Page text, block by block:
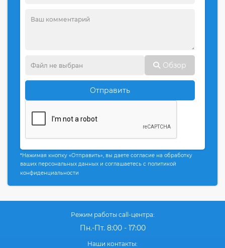
Обзор
Отправить
*Нажимая кнопку «Отправить», вы даете согласие на обработку
ваших персональных данных и соглашаетесь с политикой
конфиденциальности
Режим работы call-центра:
Пн.-Пт. 8:00 - 17:00
Наши контакты: